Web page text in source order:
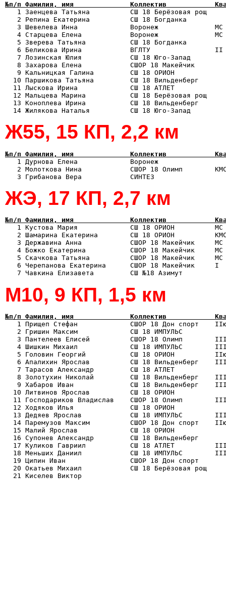
№п/п Фамилия, имя              Коллектив            Квал
1 Заенцева Татьяна          СШ 18 Берёзовая рощ
2 Репина Екатерина          СШ 18 Богданка
3 Шевелева Инна             Воронеж
4 Старцева Елена            Воронеж
5 Зверева Татьяна           СШ 18 Богданка
6 Беликова Ирина            ВГЛТУ
7 Лозинская Юлия            СШ 18 Юго-Запад
8 Захарова Елена            СШОР 18 Макейчик
9 Кальницкая Галина         СШ 18 ОРИОН
10 Паршикова Татьяна         СШ 18 Вильденберг
11 Лыскова Ирина             СШ 18 АТЛЕТ
12 Мальцева Марина           СШ 18 Берёзовая рощ
13 Коноплева Ирина           СШ 18 Вильденберг
Ж55, 15 КП, 2,2 км
№п/п Фамилия, имя              Коллектив            Квал
1 Дурнова Елена             Воронеж
2 Молоткова Нина            СШОР 18 Олимп
ЖЭ, 17 КП, 2,7 км
№п/п Фамилия, имя              Коллектив            Квал
1 Кустова Мария             СШ 18 ОРИОН          МС
2 Шамарина Екатерина        СШ 18 ОРИОН
3 Державина Анна            СШОР 18 Макейчик
4 Божко Екатерина           СШОР 18 Макейчик
5 Скачкова Татьяна          СШОР 18 Макейчик
6 Черепанова Екатерина      СШОР 18 Макейчик
М10, 9 КП, 1,5 км
№п/п Фамилия, имя              Коллектив            Квал
1 Прищеп Стефан             СШОР 18 Дон спорт
2 Гришин Максим             СШ 18 ИМПУЛЬС
3 Пантелеев Елисей          СШОР 18 Олимп
4 Шишкин Михаил             СШ 18 ИМПУЛЬС
5 Головин Георгий           СШ 18 ОРИОН
6 Апалихин Ярослав          СШ 18 Вильденберг
7 Тарасов Александр         СШ 18 АТЛЕТ
8 Золотухин Николай         СШ 18 Вильденберг
9 Хабаров Иван              СШ 18 Вильденберг
10 Литвинов Ярослав          СШ 18 ОРИОН
11 Господариков Владислав    СШОР 18 Олимп
12 Ходяков Илья              СШ 18 ОРИОН
13 Дедяев Ярослав            СШ 18 ИМПУЛЬС
14 Паремузов Максим          СШОР 18 Дон спорт
15 Малий Ярослав             СШ 18 ОРИОН
16 Супонев Александр         СШ 18 Вильденберг
17 Куликов Гавриил           СШ 18 АТЛЕТ
18 Меньших Даниил            СШ 18 ИМПУЛЬС
19 Ципин Иван                СШОР 18 Дон спорт
20 Окатьев Михаил            СШ 18 Берёзовая рощ
  21 Киселев Виктор